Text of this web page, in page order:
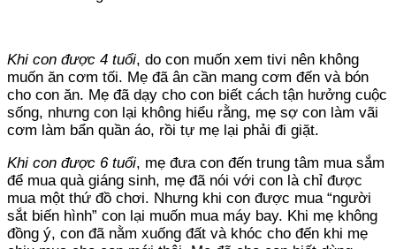
Khi con được 4 tuổi, do con muốn xem tivi nên không
muốn ăn cơm tối. Mẹ đã ân cần mang cơm đến và bón
cho con ăn. Mẹ đã dạy cho con biết cách tận hưởng cuộc
sống, nhưng con lại không hiểu rằng, mẹ sợ con làm vãi
cơm làm bẩn quần áo, rồi tự mẹ lại phải đi giặt.
Khi con được 6 tuổi, mẹ đưa con đến trung tâm mua sắm
để mua quà giáng sinh, mẹ đã nói với con là chỉ được
mua một thứ đồ chơi. Nhưng khi con được mua “người
sắt biến hình” con lại muốn mua máy bay. Khi mẹ không
đồng ý, con đã nằm xuống đất và khóc cho đến khi mẹ